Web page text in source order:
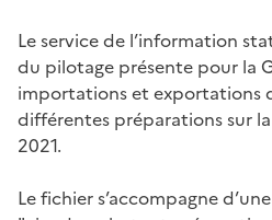
Le service de l’information
du pilotage présente pour la
importations et exportations
différentes préparations sur
2021.
Le fichier s’accompagne